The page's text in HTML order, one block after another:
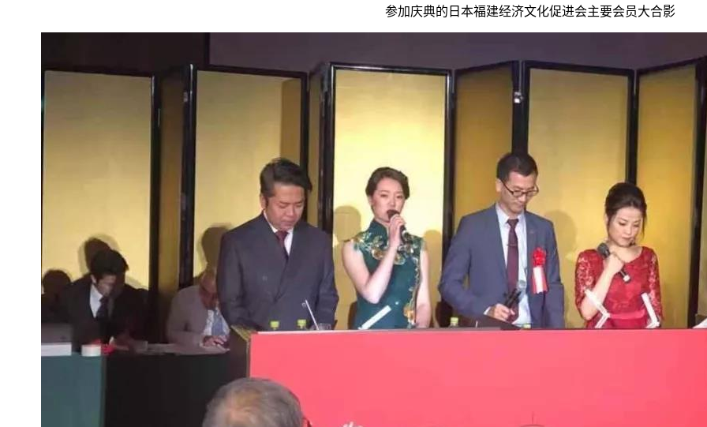
参加庆典的日本福建经济文化促进会主要会员大合影